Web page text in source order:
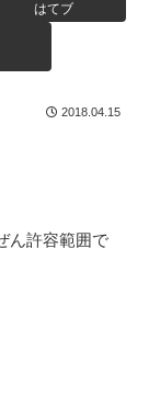
はてブ
2018.04.15
ん許容範囲で